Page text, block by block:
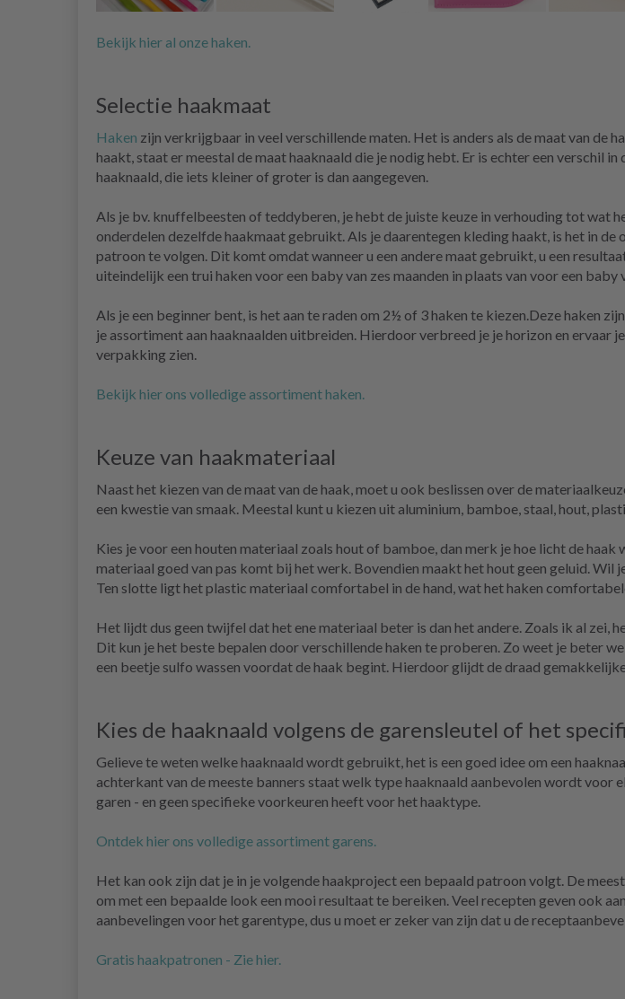
Bekijk hier al onze haken.
Selectie haakmaat
Haken zijn verkrijgbaar in veel verschillende maten. Het is anders als de maat van de
haakt, staat er meestal de maat haaknaald die je nodig hebt. Er is echter een verschil
haaknaald, die iets kleiner of groter is dan aangegeven.
Als je bv. knuffelbeesten of teddyberen, je hebt de juiste keuze in verhouding tot wat
onderdelen dezelfde haakmaat gebruikt. Als je daarentegen kleding haakt, is het in
patroon te volgen. Dit komt omdat wanneer u een andere maat gebruikt, u een
uiteindelijk een trui haken voor een baby van zes maanden in plaats van voor een baby
Als je een beginner bent, is het aan te raden om 2½ of 3 haken te kiezen.Deze haken
je assortiment aan haaknaalden uitbreiden. Hierdoor verbreed je je horizon en ervaar
verpakking zien.
Bekijk hier ons volledige assortiment haken.
Keuze van haakmateriaal
Naast het kiezen van de maat van de haak, moet u ook beslissen over de
een kwestie van smaak. Meestal kunt u kiezen uit aluminium, bamboe, staal, hout,
Kies je voor een houten materiaal zoals hout of bamboe, dan merk je hoe licht de
materiaal goed van pas komt bij het werk. Bovendien maakt het hout geen geluid. Wil
Ten slotte ligt het plastic materiaal comfortabel in de hand, wat het haken
Het lijdt dus geen twijfel dat het ene materiaal beter is dan het andere. Zoals ik al zei,
Dit kun je het beste bepalen door verschillende haken te proberen. Zo weet je beter
een beetje sulfo wassen voordat de haak begint. Hierdoor glijdt de draad
Kies de haaknaald volgens de garensleutel of het
Gelieve te weten welke haaknaald wordt gebruikt, het is een goed idee om een
achterkant van de meeste banners staat welk type haaknaald aanbevolen wordt
garen - en geen specifieke voorkeuren heeft voor het haaktype.
Ontdek hier ons volledige assortiment garens.
Het kan ook zijn dat je in je volgende haakproject een bepaald patroon volgt. De
om met een bepaalde look een mooi resultaat te bereiken. Veel recepten geven ook
aanbevelingen voor het garentype, dus u moet er zeker van zijn dat u de
Gratis haakpatronen - Zie hier.